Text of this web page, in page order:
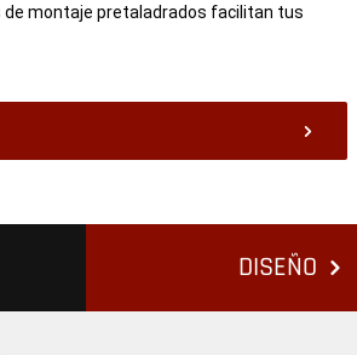
de montaje pretaladrados facilitan tus
DISEÑO